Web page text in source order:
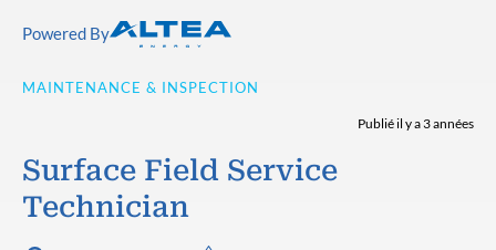
Powered By
MAINTENANCE & INSPECTION
Publié il y a 3 années
Surface Field Service
Technician